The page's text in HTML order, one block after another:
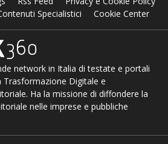
Specialistici
Cookie Center
network in Italia di testate e portali
Trasformazione Digitale e
Ha la missione di diffondere la
nelle imprese e pubbliche